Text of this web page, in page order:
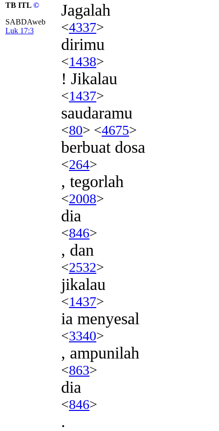
TB ITL ©
SABDAweb
Luk 17:3
Jagalah
<4337>
dirimu
<1438>
! Jikalau
<1437>
saudaramu
<80> <4675>
berbuat dosa
<264>
, tegorlah
<2008>
dia
<846>
, dan
<2532>
jikalau
<1437>
ia menyesal
<3340>
, ampunilah
<863>
dia
<846>
.